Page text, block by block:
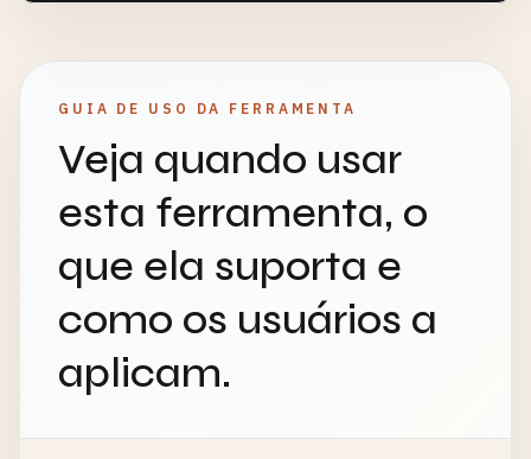
GUIA DE USO DA FERRAMENTA
Veja quando usar
esta ferramenta, o
que ela suporta e
como os usuários a
aplicam.